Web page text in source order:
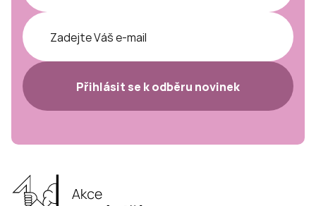
Přihlásit se k odběru novinek